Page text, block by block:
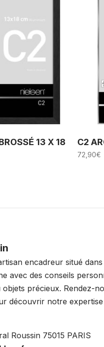
13 X 18
C2
72,90€
encadreur situé
avec des conseils
objets précieux. Rendez-
découvrir notre
Roussin 75015 PARIS